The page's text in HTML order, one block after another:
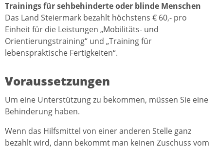
Trainings für sehbehinderte oder blinde Menschen
Das Land Steiermark bezahlt höchstens € 60,- pro
Einheit für die Leistungen „Mobilitäts- und
Orientierungstraining“ und „Training für
lebenspraktische Fertigkeiten“.
Voraussetzungen
Um eine Unterstützung zu bekommen, müssen Sie eine
Behinderung haben.
Wenn das Hilfsmittel von einer anderen Stelle ganz
bezahlt wird, dann bekommt man keinen Zuschuss vom